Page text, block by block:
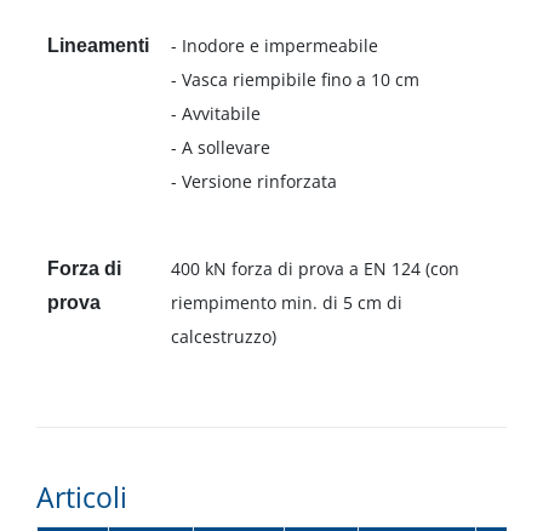
Lineamenti
- Inodore e impermeabile
- Vasca riempibile fino a 10 cm
- Avvitabile
- A sollevare
- Versione rinforzata
Forza di
prova
400 kN forza di prova a EN 124 (con
riempimento min. di 5 cm di
calcestruzzo)
Articoli